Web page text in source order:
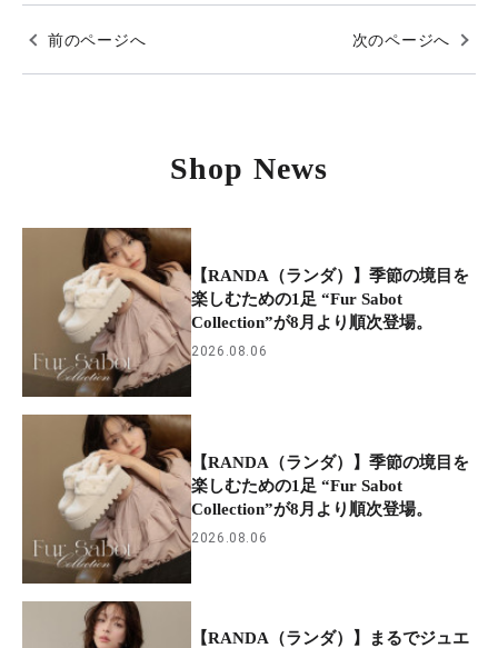
前のページへ 次のページへ
Shop News
【RANDA（ランダ）】季節の境目を
楽しむための1足 “Fur Sabot
Collection”が8月より順次登場。
2026.08.06
【RANDA（ランダ）】季節の境目を
楽しむための1足 “Fur Sabot
Collection”が8月より順次登場。
2026.08.06
【RANDA（ランダ）】まるでジュエ